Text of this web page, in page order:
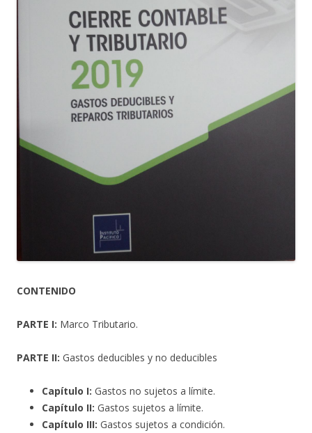
CONTENIDO
PARTE I: Marco Tributario.
PARTE II: Gastos deducibles y no deducibles
Capítulo I: Gastos no sujetos a límite.
Capítulo II: Gastos sujetos a límite.
Capítulo III: Gastos sujetos a condición.